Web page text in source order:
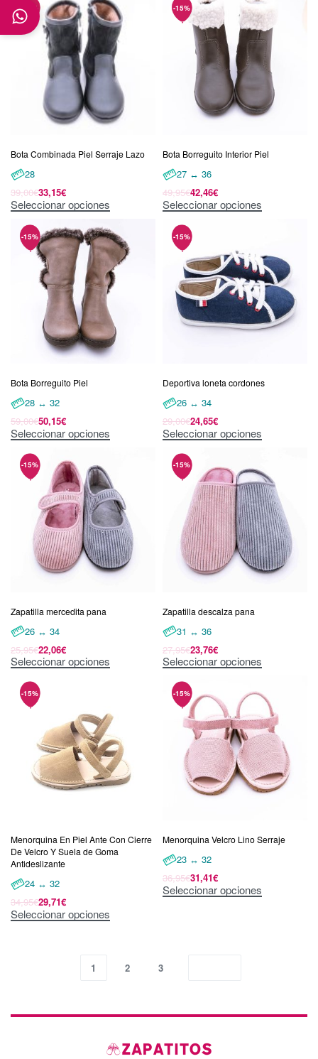
Bota Combinada Piel Serraje Lazo
28
39,00€33,15€
Seleccionar opciones
Bota Borreguito Interior Piel
27 ↔ 36
49,95€42,46€
Seleccionar opciones
Bota Borreguito Piel
28 ↔ 32
59,00€50,15€
Seleccionar opciones
Deportiva loneta cordones
26 ↔ 34
29,00€24,65€
Seleccionar opciones
Zapatilla mercedita pana
26 ↔ 34
25,95€22,06€
Seleccionar opciones
Zapatilla descalza pana
31 ↔ 36
27,95€23,76€
Seleccionar opciones
Menorquina En Piel Ante Con Cierre
De Velcro Y Suela de Goma
Antideslizante
24 ↔ 32
34,95€29,71€
Seleccionar opciones
Menorquina Velcro Lino Serraje
23 ↔ 32
36,95€31,41€
Seleccionar opciones
1 2 3